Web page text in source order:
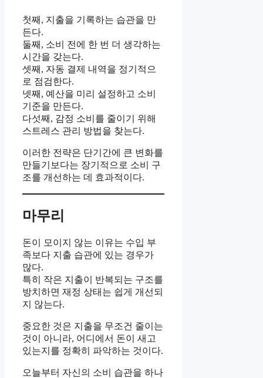
첫째, 지출을 기록하는 습관을 만
든다.
둘째, 소비 전에 한 번 더 생각하는
시간을 갖는다.
셋째, 자동 결제 내역을 정기적으
로 점검한다.
넷째, 예산을 미리 설정하고 소비
기준을 만든다.
다섯째, 감정 소비를 줄이기 위해
스트레스 관리 방법을 찾는다.
이러한 전략은 단기간에 큰 변화를
만들기보다는 장기적으로 소비 구
조를 개선하는 데 효과적이다.
마무리
돈이 모이지 않는 이유는 수입 부
족보다 지출 습관에 있는 경우가
많다.
특히 작은 지출이 반복되는 구조를
방치하면 재정 상태는 쉽게 개선되
지 않는다.
중요한 것은 지출을 무조건 줄이는
것이 아니라, 어디에서 돈이 새고
있는지를 정확히 파악하는 것이다.
오늘부터 자신의 소비 습관을 하나